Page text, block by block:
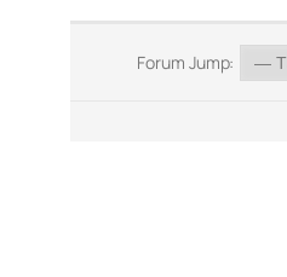
Forum Jump: